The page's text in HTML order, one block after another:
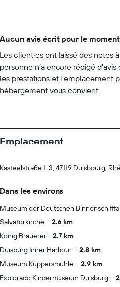
Aucun avis écrit pour le moment
Les client·es ont laissé des notes
personne n’a encore rédigé
les prestations et l’emplacement
hébergement vous convient.
Emplacement
Kasteelstraße 1-3, 47119 Duisbourg,
Dans les environs
Museum der Deutschen
Salvatorkirche
2.6 km
Konig Brauerei
2.7 km
Duisburg Inner Harbour
2.8 km
Museum Kuppersmuhle
2.9 km
Explorado Kindermuseum Duisburg